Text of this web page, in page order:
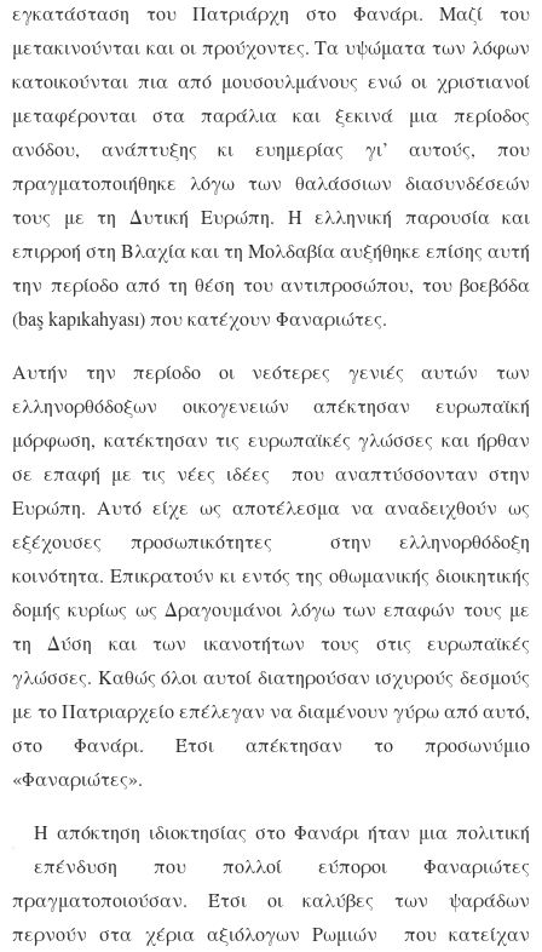
εγκατάσταση του Πατριάρχη στο Φανάρι. Μαζί του
μετακινούνται και οι προύχοντες. Τα υψώματα των λόφων
κατοικούνται πια από μουσουλμάνους ενώ οι χριστιανοί
μεταφέρονται στα παράλια και ξεκινά μια περίοδος
ανόδου, ανάπτυξης κι ευημερίας γι’ αυτούς, που
πραγματοποιήθηκε λόγω των θαλάσσιων διασυνδέσεών
τους με τη Δυτική Ευρώπη. Η ελληνική παρουσία και
επιρροή στη Βλαχία και τη Μολδαβία αυξήθηκε επίσης αυτή
την περίοδο από τη θέση του αντιπροσώπου, του βοεβόδα
(baş kapıkahyası) που κατέχουν Φαναριώτες.
Αυτήν την περίοδο οι νεότερες γενιές αυτών των
ελληνορθόδοξων οικογενειών απέκτησαν ευρωπαϊκή
μόρφωση, κατέκτησαν τις ευρωπαϊκές γλώσσες και ήρθαν
σε επαφή με τις νέες ιδέες που αναπτύσσονταν στην
Ευρώπη. Αυτό είχε ως αποτέλεσμα να αναδειχθούν ως
εξέχουσες προσωπικότητες στην ελληνορθόδοξη
κοινότητα. Επικρατούν κι εντός της οθωμανικής διοικητικής
δομής κυρίως ως Δραγουμάνοι λόγω των επαφών τους με
τη Δύση και των ικανοτήτων τους στις ευρωπαϊκές
γλώσσες. Καθώς όλοι αυτοί διατηρούσαν ισχυρούς δεσμούς
με το Πατριαρχείο επέλεγαν να διαμένουν γύρω από αυτό,
στο Φανάρι. Έτσι απέκτησαν το προσωνύμιο
«Φαναριώτες».
Η απόκτηση ιδιοκτησίας στο Φανάρι ήταν μια πολιτική
επένδυση που πολλοί εύποροι Φαναριώτες
πραγματοποιούσαν. Έτσι οι καλύβες των ψαράδων
περνούν στα χέρια αξιόλογων Ρωμιών που κατείχαν